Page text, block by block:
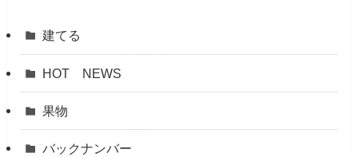
建てる
HOT NEWS
果物
バックナンバー